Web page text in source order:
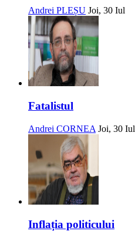
Andrei PLEȘU Joi, 30 Iul
Fatalistul
Andrei CORNEA Joi, 30 Iul
Inflația politicului